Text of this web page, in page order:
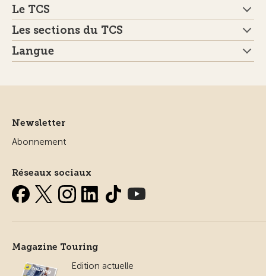
Le TCS
Les sections du TCS
Langue
Newsletter
Abonnement
Réseaux sociaux
Magazine Touring
Edition actuelle